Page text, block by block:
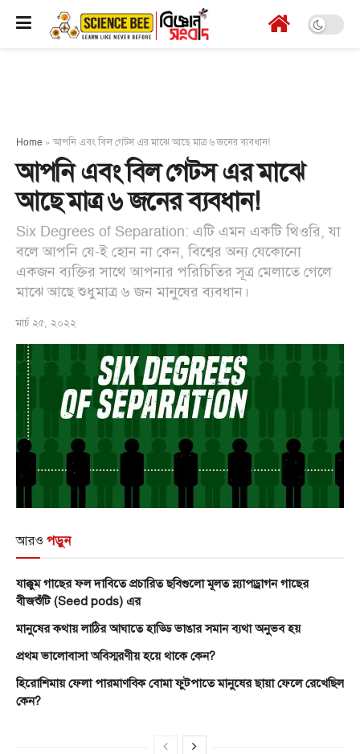
Home »আপনি এবং বিল গেটস এর মাঝে আছে মাত্র ৬ জনের ব্যবধান!
আপনি এবং বিল গেটস এর মাঝে
আছে মাত্র ৬ জনের ব্যবধান!
Six Degrees of Separation: এটি এমন একটি থিওরি, যা
বলে আপনি যে-ই হোন না কেন, বিশ্বের অন্য যেকোনো
একজন ব্যক্তির সাথে আপনার পরিচিতির সূত্র মেলাতে গেলে
মাঝে আছে শুধুমাত্র ৬ জন মানুষের ব্যবধান।
মার্চ ২৫, ২০২২
আরও পড়ুন
যাক্কুম গাছের ফল দাবিতে প্রচারিত ছবিগুলো মূলত স্ন্যাপড্রাগন গাছের
বীজশুঁটি (Seed pods) এর
মানুষের কথায় লাঠির আঘাতে হাড্ডি ভাঙার সমান ব্যথা অনুভব হয়
প্রথম ভালোবাসা অবিস্মরণীয় হয়ে থাকে কেন?
হিরোশিমায় ফেলা পারমাণবিক বোমা ফুটপাতে মানুষের ছায়া ফেলে রেখেছিল
কেন?